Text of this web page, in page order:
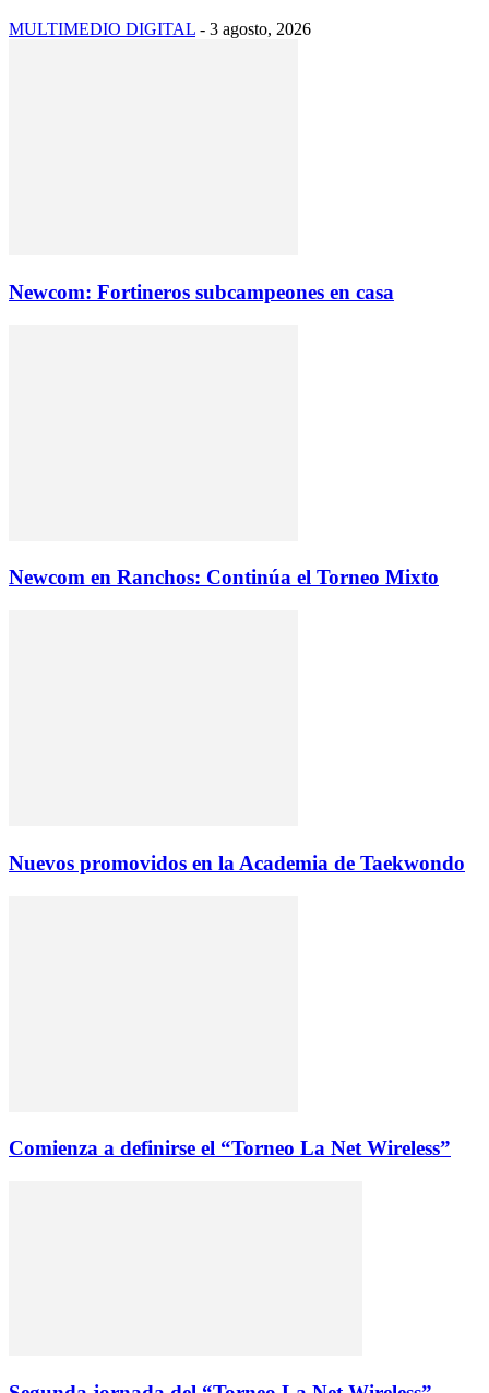
MULTIMEDIO DIGITAL - 3 agosto, 2026
Newcom: Fortineros subcampeones en casa
Newcom en Ranchos: Continúa el Torneo Mixto
Nuevos promovidos en la Academia de Taekwondo
Comienza a definirse el “Torneo La Net Wireless”